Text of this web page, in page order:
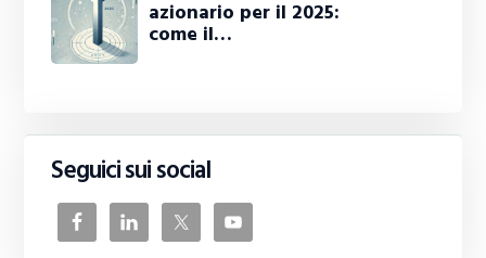
azionario per il 2025:
come il…
Seguici sui social